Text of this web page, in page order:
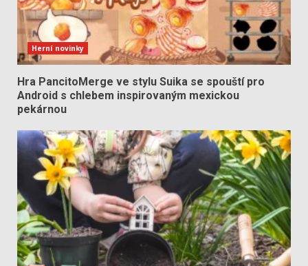
Herní novinky
Hra PancitoMerge ve stylu Suika se spouští pro
Android s chlebem inspirovaným mexickou
pekárnou